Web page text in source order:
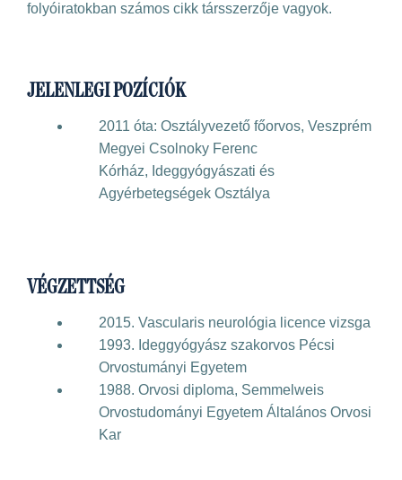
folyóiratokban számos cikk társszerzője vagyok.
JELENLEGI POZÍCIÓK
2011 óta: Osztályvezető főorvos, Veszprém
Megyei Csolnoky Ferenc
Kórház, Ideggyógyászati és
Agyérbetegségek Osztálya
VÉGZETTSÉG
2015. Vascularis neurológia licence vizsga
1993. Ideggyógyász szakorvos Pécsi
Orvostumányi Egyetem
1988. Orvosi diploma, Semmelweis
Orvostudományi Egyetem Általános Orvosi
Kar